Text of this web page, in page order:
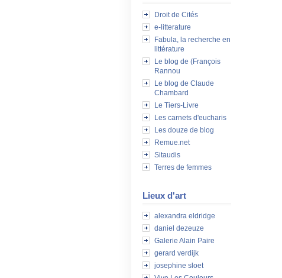
Droit de Cités
e-litterature
Fabula, la recherche en
littérature
Le blog de (François
Rannou
Le blog de Claude
Chambard
Le Tiers-Livre
Les carnets d'eucharis
Les douze de blog
Remue.net
Sitaudis
Terres de femmes
Lieux d'art
alexandra eldridge
daniel dezeuze
Galerie Alain Paire
gerard verdijk
josephine sloet